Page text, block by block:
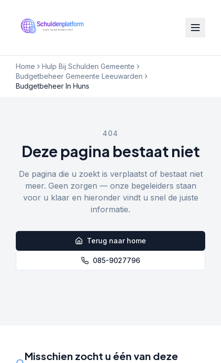
Home
Hulp Bij Schulden Gemeente
Budgetbeheer Gemeente Leeuwarden
Budgetbeheer In Huns
404
Deze pagina bestaat niet
De pagina die u zoekt is verplaatst of bestaat niet
meer. Geen zorgen — onze begeleiders staan
voor u klaar en hieronder vindt u snel de juiste
informatie.
Terug naar home
085-9027796
Misschien zocht u één van deze